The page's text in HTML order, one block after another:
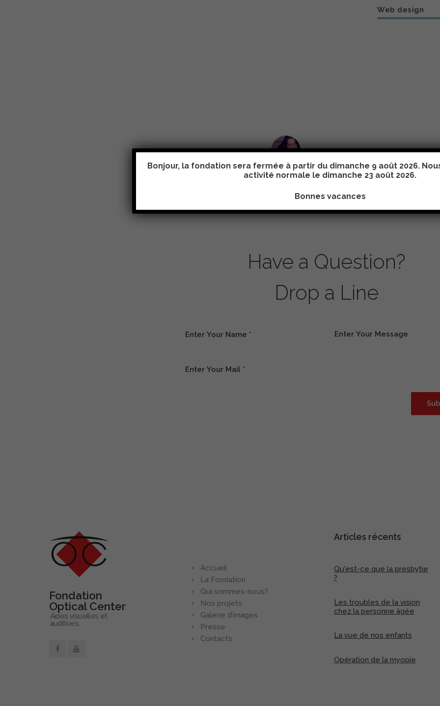
Web design
Levana Chekroun
Have a Question?
Drop a Line
Fondation
Optical Center
Aides visuelles et
auditives
Accueil
La Fondation
Qui sommes-nous?
Nos projets
Galerie d’images
Presse
Contacts
Articles récents
Qu'est-ce que la presbytie
?
Les troubles de la vision
chez la personne âgée
La vue de nos enfants
Opération de la myopie
Bonjour, la fondation sera fermée à partir du dimanche 9 août 2026.
activité normale le dimanche 23 août 2026.
Bonnes vacances